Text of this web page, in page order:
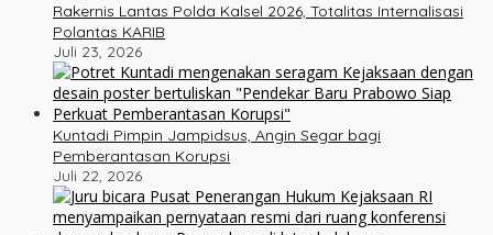
Rakernis Lantas Polda Kalsel 2026, Totalitas Internalisasi
Polantas KARIB
Juli 23, 2026
Kuntadi Pimpin Jampidsus, Angin Segar bagi
Pemberantasan Korupsi
Juli 22, 2026